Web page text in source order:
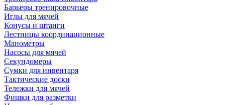
Барьеры тренировочные
Иглы для мячей
Конусы и штанги
Лестницы координационные
Манометры
Насосы для мячей
Секундомеры
Сумки для инвентаря
Тактические доски
Тележки для мячей
Фишки для разметки